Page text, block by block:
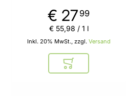
€ 27 99
Inkl. 20% MwSt., zzgl. Versand
€ 55,98 / 1 l
In den